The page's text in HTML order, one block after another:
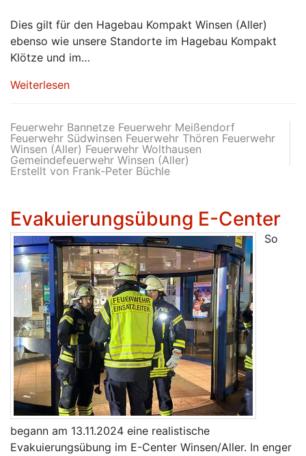
Dies gilt für den Hagebau Kompakt Winsen (Aller)
ebenso wie unsere Standorte im Hagebau Kompakt
Klötze und im…
Weiterlesen
Feuerwehr Bannetze Feuerwehr Meißendorf
Feuerwehr Südwinsen Feuerwehr Thören Feuerwehr
Winsen (Aller) Feuerwehr Wolthausen
Gemeindefeuerwehr Winsen (Aller)
Erstellt von Frank-Peter Büchle
Evakuierungsübung E-Center
So
begann am 13.11.2024 eine realistische
Evakuierungsübung im E-Center Winsen/Aller. In enger